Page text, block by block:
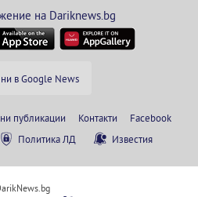
на Dariknews.bg
в Google News
публикации Контакти
Facebook
Политика ЛД Известия